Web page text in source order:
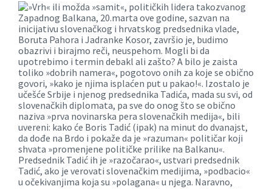
»Vrh« ili možda »samit«, političkih lidera takozvanog
Zapadnog Balkana, 20.marta ove godine, sazvan na
inicijativu slovenačkog i hrvatskog predsednika vlade,
Boruta Pahora i Jadranke Kosor, završio je, budimo
obazrivi i birajmo reči, neuspehom. Mogli bi da
upotrebimo i termin debakl ali zašto? A bilo je zaista
toliko »dobrih namera«, pogotovo onih za koje se obično
govori, »kako je njima isplaćen put u pakao!«. Izostalo je
učešće Srbije i njenog predsednika Tadića, mada su svi, od
slovenačkih diplomata, pa sve do onog što se obično
naziva »prva novinarska pera slovenačkih medija«, bili
uvereni: kako će Boris Tadić (ipak) na minut do dvanajst,
da dođe na Brdo i pokaže da je »razuman« političar koji
shvata »promenjene političke prilike na Balkanu«.
Predsednik Tadić ih je »razočarao«, ustvari predsednik
Tadić, ako je verovati slovenačkim medijima, »podbacio«
u očekivanjima koja su »polagana« u njega. Naravno,